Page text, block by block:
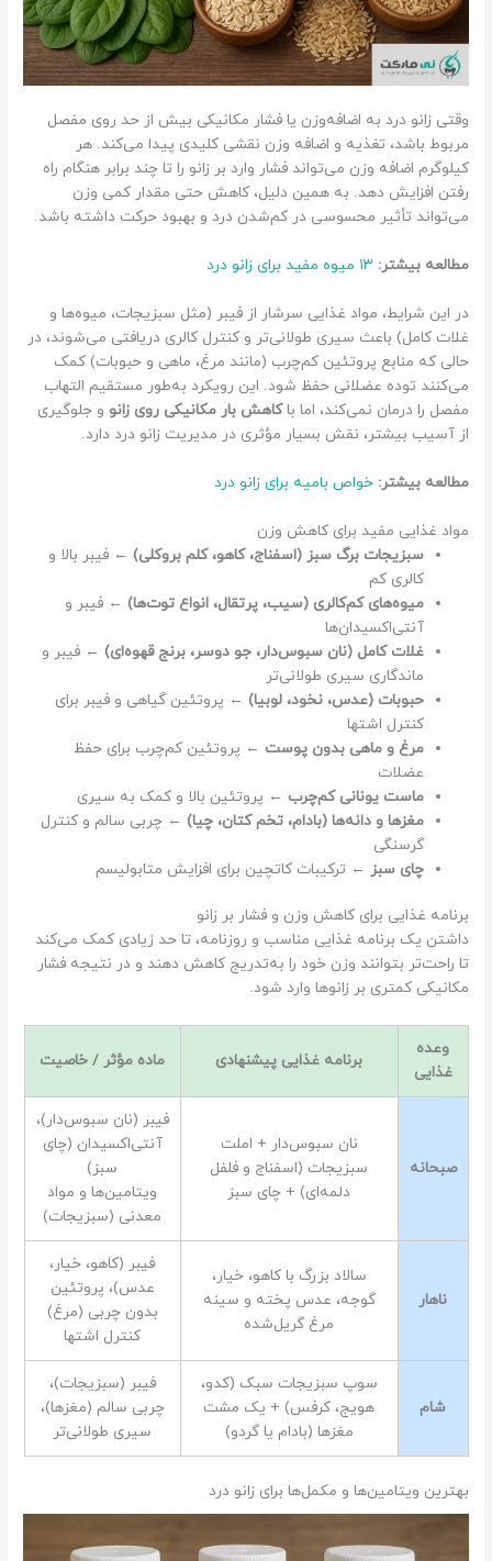
وقتی زانو درد به اضافه‌وزن یا فشار مکانیکی بیش از حد روی مفصل
مربوط باشد، تغذیه و اضافه وزن نقشی کلیدی پیدا می‌کند. هر
کیلوگرم اضافه وزن می‌تواند فشار وارد بر زانو را تا چند برابر هنگام راه
رفتن افزایش دهد. به همین دلیل، کاهش حتی مقدار کمی وزن
می‌تواند تأثیر محسوسی در کم‌شدن درد و بهبود حرکت داشته باشد.
مطالعه بیشتر: ۱۳ میوه مفید برای زانو درد
در این شرایط، مواد غذایی سرشار از فیبر (مثل سبزیجات، میوه‌ها و
غلات کامل) باعث سیری طولانی‌تر و کنترل کالری دریافتی می‌شوند، در
حالی که منابع پروتئین کم‌چرب (مانند مرغ، ماهی و حبوبات) کمک
می‌کنند توده عضلانی حفظ شود. این رویکرد به‌طور مستقیم التهاب
مفصل را درمان نمی‌کند، اما باکاهش بار مکانیکی روی زانو و جلوگیری
از آسیب بیشتر، نقش بسیار مؤثری در مدیریت زانو درد دارد.
مطالعه بیشتر: خواص بامیه برای زانو درد
مواد غذایی مفید برای کاهش وزن
سبزیجات برگ سبز (اسفناج، کاهو، کلم بروکلی) ← فیبر بالا و
کالری کم
میوه‌های کم‌کالری (سیب، پرتقال، انواع توت‌ها) ← فیبر و
آنتی‌اکسیدان‌ها
غلات کامل (نان سبوس‌دار، جو دوسر، برنج قهوه‌ای) ← فیبر و
ماندگاری سیری طولانی‌تر
حبوبات (عدس، نخود، لوبیا) ← پروتئین گیاهی و فیبر برای
کنترل اشتها
مرغ و ماهی بدون پوست ← پروتئین کم‌چرب برای حفظ
عضلات
ماست یونانی کم‌چرب ← پروتئین بالا و کمک به سیری
مغزها و دانه‌ها (بادام، تخم کتان، چیا) ← چربی سالم و کنترل
گرسنگی
چای سبز ← ترکیبات کاتچین برای افزایش متابولیسم
برنامه غذایی برای کاهش وزن و فشار بر زانو
داشتن یک برنامه غذایی مناسب و روزنامه، تا حد زیادی کمک می‌کند
تا راحت‌تر بتوانند وزن خود را به‌تدریج کاهش دهند و در نتیجه فشار
مکانیکی کمتری بر زانوها وارد شود.
وعده
غذایی
برنامه غذایی پیشنهادی ماده مؤثر / خاصیت
صبحانه
نان سبوس‌دار + املت
سبزیجات (اسفناج و فلفل
دلمه‌ای) + چای سبز
فیبر (نان سبوس‌دار)،
آنتی‌اکسیدان (چای
سبز)
ویتامین‌ها و مواد
معدنی (سبزیجات)
ناهار
سالاد بزرگ با کاهو، خیار،
گوجه، عدس پخته و سینه
مرغ گریل‌شده
فیبر (کاهو، خیار،
عدس)، پروتئین
بدون چربی (مرغ)
کنترل اشتها
شام
سوپ سبزیجات سبک (کدو،
هویج، کرفس) + یک مشت
مغزها (بادام یا گردو)
فیبر (سبزیجات)،
چربی سالم (مغزها)،
سیری طولانی‌تر
بهترین ویتامین‌ها و مکمل‌ها برای زانو درد